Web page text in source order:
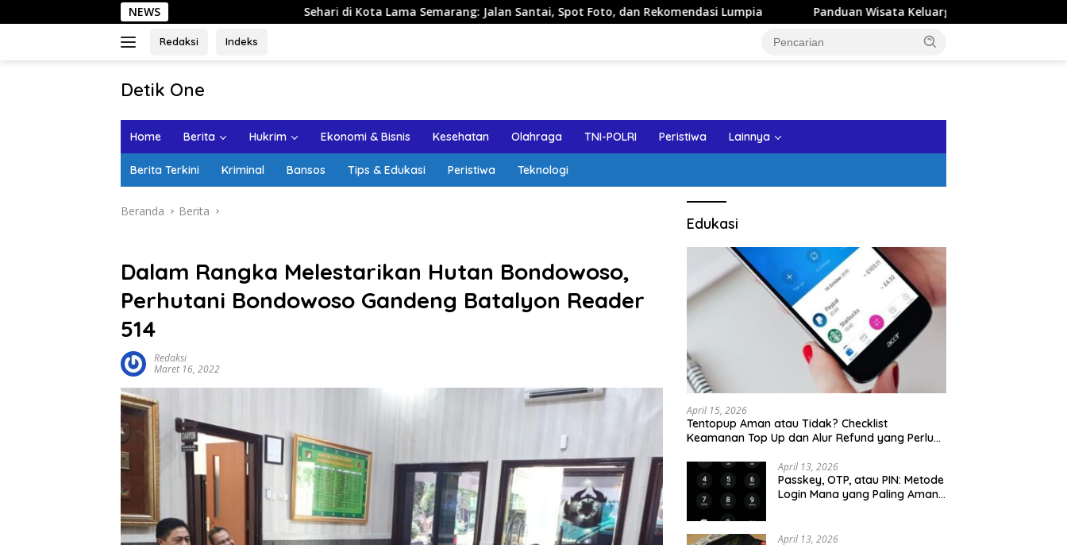
ke
NEWS Sehari di Kota Lama Semarang: Jalan Santai, Spot Foto, dan Rekomendasi Lumpia Panduan Wisata Keluarga ke Kota Batu: Itinerary Seharian yang
Redaksi Indeks
Detik One
Ungkap
Home Berita Hukrim Ekonomi & Bisnis Kesehatan Olahraga TNI-POLRI Peristiwa Lainnya
Berita Terkini Kriminal Bansos Tips & Edukasi Peristiwa Teknologi
Beranda Berita
Dalam Rangka Melestarikan Hutan Bondowoso,
Perhutani Bondowoso Gandeng Batalyon Reader
514
Redaksi
Maret 16, 2022
Edukasi
April 15, 2026
Tentopup Aman atau Tidak? Checklist
Keamanan Top Up dan Alur Refund yang Perlu
April 13, 2026
Passkey, OTP, atau PIN: Metode
Login Mana yang Paling Aman
April 13, 2026